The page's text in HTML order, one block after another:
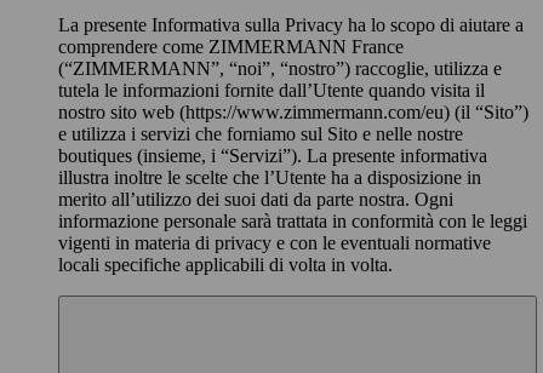
La presente Informativa sulla Privacy ha lo scopo di aiutare a
comprendere come ZIMMERMANN France
(“ZIMMERMANN”, “noi”, “nostro”) raccoglie, utilizza e
tutela le informazioni fornite dall’Utente quando visita il
nostro sito web (https://www.zimmermann.com/eu) (il “Sito”)
e utilizza i servizi che forniamo sul Sito e nelle nostre
boutiques (insieme, i “Servizi”). La presente informativa
illustra inoltre le scelte che l’Utente ha a disposizione in
merito all’utilizzo dei suoi dati da parte nostra. Ogni
informazione personale sarà trattata in conformità con le leggi
vigenti in materia di privacy e con le eventuali normative
locali specifiche applicabili di volta in volta.